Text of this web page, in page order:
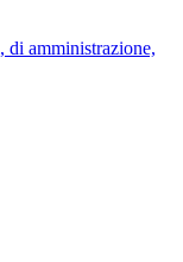
amministrazione,